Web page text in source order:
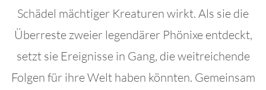
Schädel mächtiger Kreaturen wirkt. Als sie die
Überreste zweier legendärer Phönixe entdeckt,
setzt sie Ereignisse in Gang, die weitreichende
Folgen für ihre Welt haben könnten. Gemeinsam